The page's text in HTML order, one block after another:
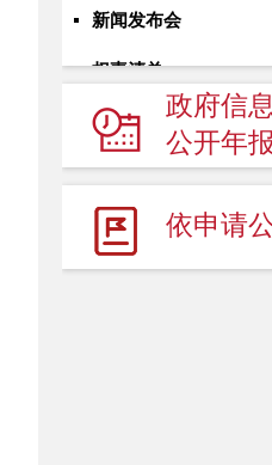
新闻发布会
权责清单
人事信息
财政预／决算公开
建议提案
事故统计及调查处理
政府信
公开年报
依申请